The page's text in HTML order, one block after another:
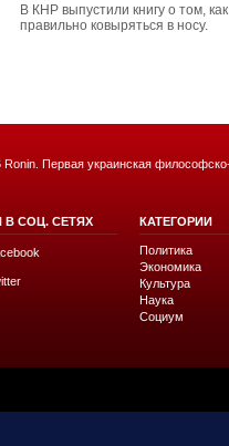
В КНР выпустили книгу о том, как
правильно ковыряться в носу.
Ronin. Первая украинская
В СОЦ. СЕТЯХ КАТЕГОРИИ
Политика
Экономика
Культура
Наука
Социум